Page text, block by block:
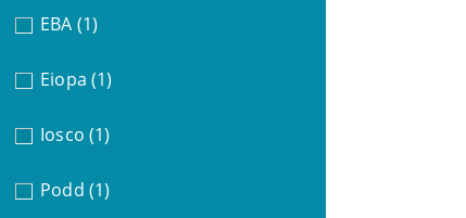
EBA (1)
Eiopa (1)
Iosco (1)
Podd (1)